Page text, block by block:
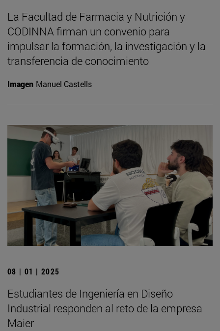
La Facultad de Farmacia y Nutrición y
CODINNA firman un convenio para
impulsar la formación, la investigación y la
transferencia de conocimiento
Imagen Manuel Castells
08 | 01 | 2025
Estudiantes de Ingeniería en Diseño
Industrial responden al reto de la empresa
Maier